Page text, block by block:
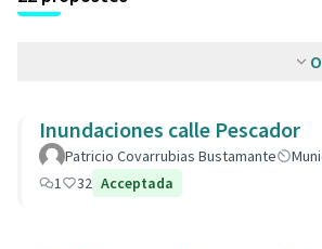
Inundaciones calle Pescador
Patricio Covarrubias Bustamante
1
32 Acceptada